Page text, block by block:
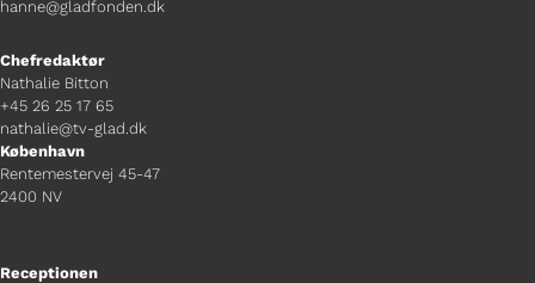
hanne@gladfonden.dk
Chefredaktør
Nathalie Bitton
+45 26 25 17 65
nathalie@tv-glad.dk
København
Rentemestervej 45-47
2400 NV
Receptionen